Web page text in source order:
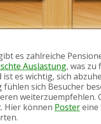
es zahlreiche
Auslastung, was
es wichtig, sich
sich Besucher
weiterzuempfehlen.
Hier können Postereine